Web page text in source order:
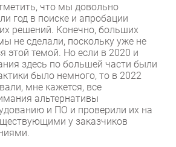
что мы довольно
год в поиске и апробации
решений. Конечно, больших
не сделали, поскольку уже не
этой темой. Но если в 2020 и
здесь по большей части были
было немного, то в 2022
мне кажется, все
альтернативы
и ПО и проверили их на
у заказчиков